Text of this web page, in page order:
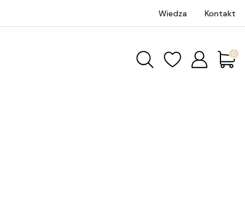
Wiedza Kontakt